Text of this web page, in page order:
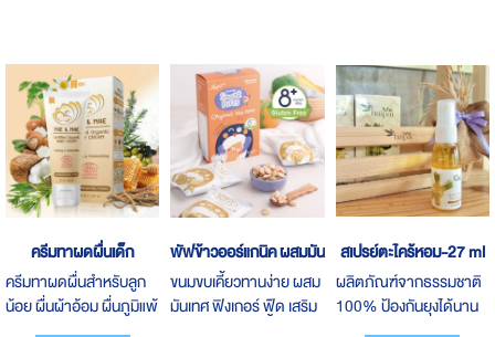
ครีมทาผดผื่นเด็ก
ครีมทาผดผื่นสำหรับลูก
น้อย ผื่นผ้าอ้อม ผื่นภูมิแพ้
ผิวหนัง ผดร้อน รอยบวม
พัฟข้าวออร์แกนิค ผสมมันเทศ รสส้ม
ขนมขบเคี้ยวทานง่าย ผสม
มันเทศ ฟิงเกอร์ ฟู๊ด เสริม
สเปรย์ตะไคร้หอม-27 ml
ผลิตภัณฑ์จากธรรมชาติ
100% ป้องกันยุงได้นาน
กว่า 3 ชั่วโมง